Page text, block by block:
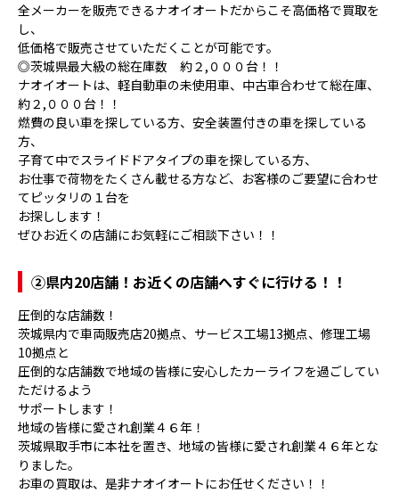
全メーカーを販売できるナオイオートだからこそ高価格で買取を
し、
低価格で販売させていただくことが可能です。
◎茨城県最大級の総在庫数 約２,０００台！！
ナオイオートは、軽自動車の未使用車、中古車合わせて総在庫、
約２,０００台！！
燃費の良い車を探している方、安全装置付きの車を探している
方、
子育て中でスライドドアタイプの車を探している方、
お仕事で荷物をたくさん載せる方など、お客様のご要望に合わせ
てピッタリの１台を
お探しします！
ぜひお近くの店舗にお気軽にご相談下さい！！
②県内20店舗！お近くの店舗へすぐに行ける！！
圧倒的な店舗数！
茨城県内で車両販売店20拠点、サービス工場13拠点、修理工場
10拠点と
圧倒的な店舗数で地域の皆様に安心したカーライフを過ごしてい
ただけるよう
サポートします！
地域の皆様に愛され創業４６年！
茨城県取手市に本社を置き、地域の皆様に愛され創業４６年とな
りました。
お車の買取は、是非ナオイオートにお任せください！！